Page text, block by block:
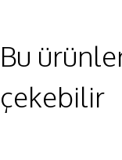
Bu
çekebilir